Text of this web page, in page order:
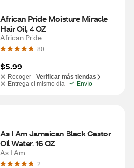
African Pride Moisture Miracle
Hair Oil, 4 OZ
African Pride
80
$5.99
Recoger - Verificar más tiendas
Entrega el mismo día
Envío
As I Am Jamaican Black Castor
Oil Water, 16 OZ
As I Am
2